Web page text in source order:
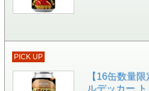
PICK UP
【16缶数量
ルデッカー